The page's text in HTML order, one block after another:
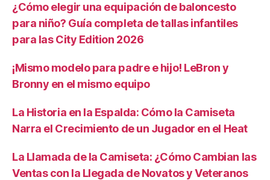
¿Cómo elegir una equipación de baloncesto
para niño? Guía completa de tallas infantiles
para las City Edition 2026
¡Mismo modelo para padre e hijo! LeBron y
Bronny en el mismo equipo
La Historia en la Espalda: Cómo la Camiseta
Narra el Crecimiento de un Jugador en el Heat
La Llamada de la Camiseta: ¿Cómo Cambian las
Ventas con la Llegada de Novatos y Veteranos